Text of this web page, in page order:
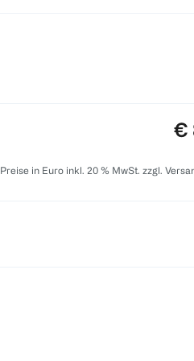
€
Preise in Euro inkl. 20 % MwSt. zzgl.